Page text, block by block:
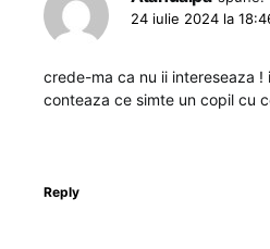
24 iulie 2024 la
crede-ma ca nu ii intereseaza
conteaza ce simte un copil cu
Reply